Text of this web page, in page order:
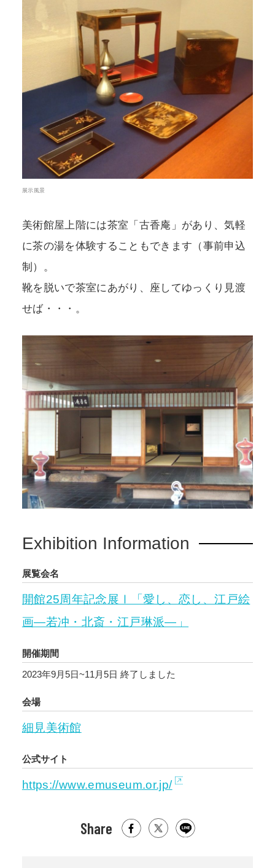
展示風景
美術館屋上階には茶室「古香庵」があり、気軽
に茶の湯を体験することもできます（事前申込
制）。
靴を脱いで茶室にあがり、座してゆっくり見渡
せば・・・。
Exhibition Information
展覧会名
開館25周年記念展Ⅰ「愛し、恋し、江戸絵
画―若冲・北斎・江戸琳派―」
開催期間
2023年9月5日~11月5日 終了しました
会場
細見美術館
公式サイト
https://www.emuseum.or.jp/
Share